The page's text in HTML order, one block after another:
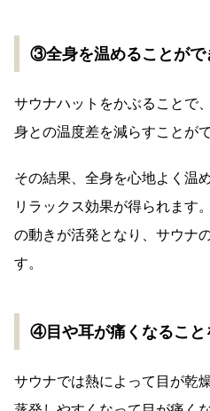
③全身を温めることがで
サウナハットをかぶることで
身との温度差を減らすことがで
その結果、全身を心地よく温
リラックス効果が得られます
の動きが活発となり、サウナ
す。
④目や耳が痛くなること
サウナでは熱によって目が乾